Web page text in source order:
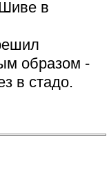
в
образом -
в стадо.